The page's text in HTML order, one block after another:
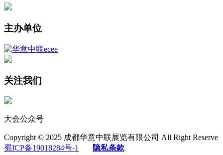
主办单位
关注我们
大会公众号
Copyright © 2025 成都华意中联展览有限公司 All Right Reserve
蜀ICP备19018284号-1
隐私条款